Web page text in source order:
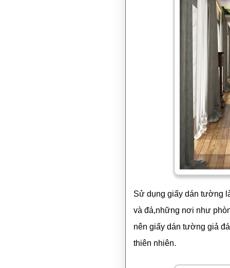
Sử dụng giấy dán tường
và đá,những nơi như
nên giấy dán tường giả
thiên nhiên.